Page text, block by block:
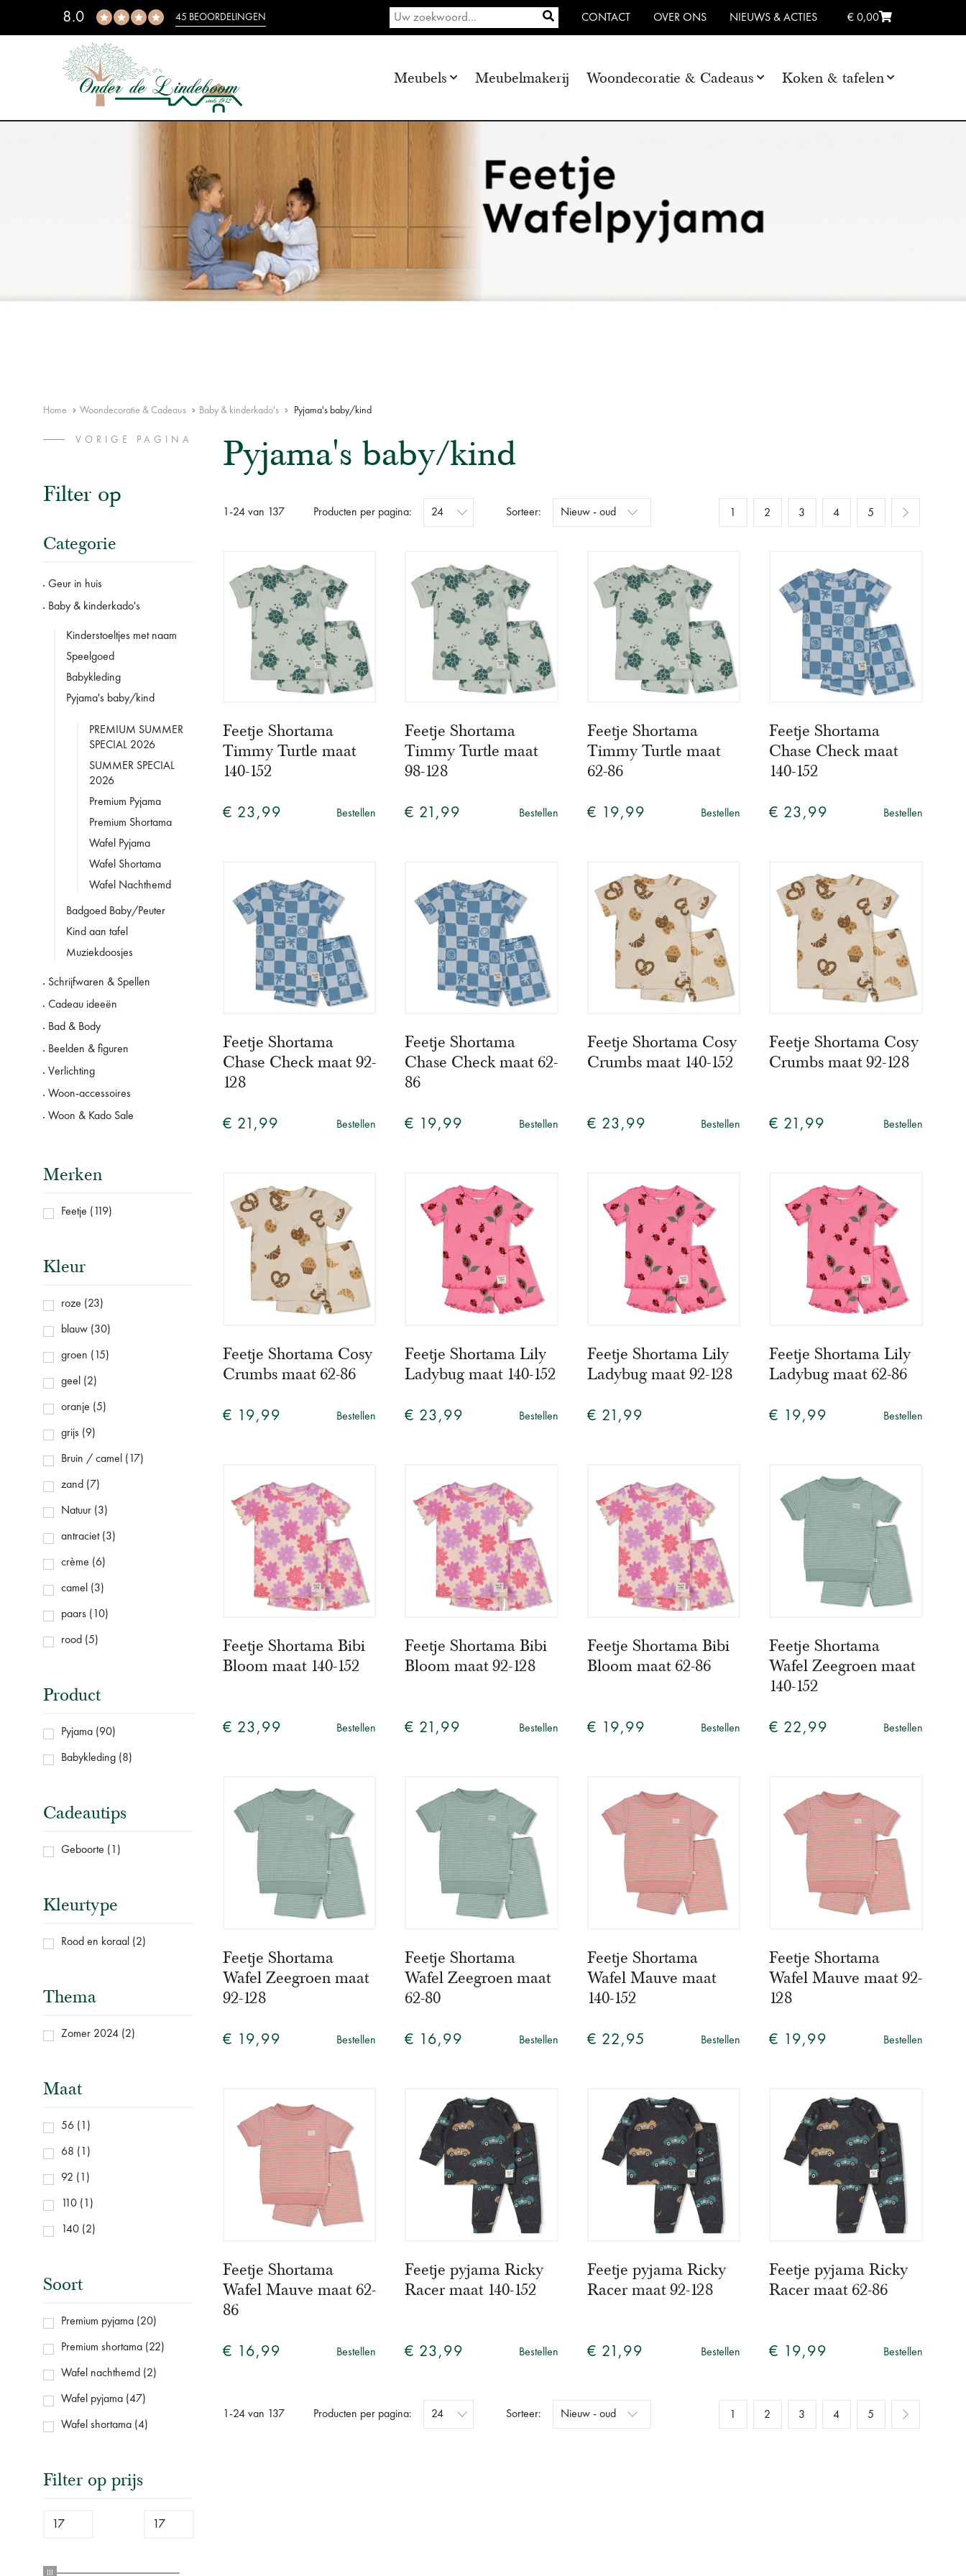
8.0 45 BEOORDELINGEN CONTACT OVER ONS NIEUWS & ACTIES € 0,00
Meubels Meubelmakerij Woondecoratie & Cadeaus Koken & tafelen
Home Woondecoratie & Cadeaus Baby & kinderkado's Pyjama's baby/kind
VORIGE PAGINA
Filter op
Categorie
Geur in huis
Baby & kinderkado's
Kinderstoeltjes met naam
Speelgoed
Babykleding
Pyjama's baby/kind
PREMIUM SUMMER
SPECIAL 2026
SUMMER SPECIAL
2026
Premium Pyjama
Premium Shortama
Wafel Pyjama
Wafel Shortama
Wafel Nachthemd
Badgoed Baby/Peuter
Kind aan tafel
Muziekdoosjes
Schrijfwaren & Spellen
Cadeau ideeën
Bad & Body
Beelden & figuren
Verlichting
Woon-accessoires
Woon & Kado Sale
Merken
Feetje (119)
Kleur
roze (23)
blauw (30)
groen (15)
geel (2)
oranje (5)
grijs (9)
Bruin / camel (17)
zand (7)
Natuur (3)
antraciet(3)
crème (6)
camel (3)
paars (10)
rood (5)
Product
Pyjama (90)
Babykleding (8)
Cadeautips
Geboorte (1)
Kleurtype
Rood en koraal (2)
Thema
Zomer 2024 (2)
Maat
56 (1)
68 (1)
92 (1)
110 (1)
140 (2)
Soort
Premium pyjama (20)
Premium shortama (22)
Wafel nachthemd (2)
Wafel pyjama (47)
Wafel shortama (4)
Filter op prijs
Pyjama's baby/kind
1-24van 137 Producten per pagina: Sorteer: 1 2 3 4 5
Feetje Shortama
Timmy Turtle maat
140-152
€ 23,99 Bestellen
Feetje Shortama
Timmy Turtle maat
98-128
€ 21,99 Bestellen
Feetje Shortama
Timmy Turtle maat
62-86
€ 19,99 Bestellen
Feetje Shortama
Chase Check maat
140-152
€ 23,99 Bestellen
Feetje Shortama
Chase Check maat 92-
128
€ 21,99 Bestellen
Feetje Shortama
Chase Check maat 62-
86
€ 19,99 Bestellen
Feetje Shortama Cosy
Crumbs maat 140-152
€ 23,99 Bestellen
Feetje Shortama Cosy
Crumbs maat 92-128
€ 21,99 Bestellen
Feetje Shortama Cosy
Crumbs maat 62-86
€ 19,99 Bestellen
Feetje Shortama Lily
Ladybug maat 140-152
€ 23,99 Bestellen
Feetje Shortama Lily
Ladybug maat 92-128
€ 21,99
Feetje Shortama Lily
Ladybug maat 62-86
€ 19,99 Bestellen
Feetje Shortama Bibi
Bloom maat 140-152
€ 23,99 Bestellen
Feetje Shortama Bibi
Bloom maat 92-128
€ 21,99 Bestellen
Feetje Shortama Bibi
Bloom maat 62-86
€ 19,99 Bestellen
Feetje Shortama
Wafel Zeegroen maat
140-152
€ 22,99 Bestellen
Feetje Shortama
Wafel Zeegroen maat
92-128
€ 19,99 Bestellen
Feetje Shortama
Wafel Zeegroen maat
62-80
€ 16,99 Bestellen
Feetje Shortama
Wafel Mauve maat
140-152
€ 22,95 Bestellen
Feetje Shortama
Wafel Mauve maat 92-
128
€ 19,99 Bestellen
Feetje Shortama
Wafel Mauve maat 62-
86
€ 16,99 Bestellen
Feetje pyjama Ricky
Racer maat 140-152
€ 23,99 Bestellen
Feetje pyjama Ricky
Racer maat 92-128
€ 21,99 Bestellen
Feetje pyjama Ricky
Racer maat 62-86
€ 19,99 Bestellen
1-24van 137 Producten per pagina: Sorteer: 1 2 3 4 5